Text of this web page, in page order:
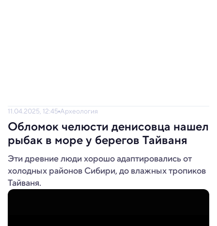
11.04.2025, 12:45 Археология
Обломок челюсти денисовца нашел
рыбак в море у берегов Тайваня
Эти древние люди хорошо адаптировались от
холодных районов Сибири, до влажных тропиков
Тайваня.